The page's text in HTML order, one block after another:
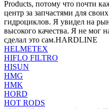
Products, потому что почти
центр за запчастями для
гидроциклов. Я увидел на
высокого качества. Я не мог
сделал это сам.HARDLINE
HELMETEX
HIFLO FILTRO
HISUN
HMG
HMK
HORD
HOT RODS